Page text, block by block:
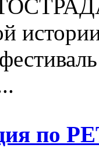
по